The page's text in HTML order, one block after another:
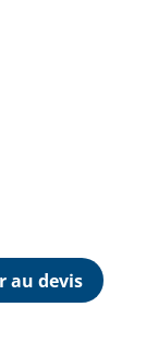
au devis